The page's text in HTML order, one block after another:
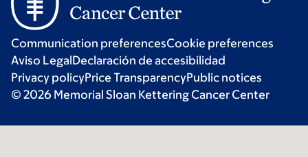
Communication preferencesCookie preferences
Aviso LegalDeclaración de accesibilidad
Privacy policyPrice TransparencyPublic notices
© 2026 Memorial Sloan Kettering Cancer Center